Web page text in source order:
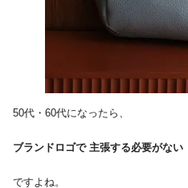
50代・60代になったら、
ブランドロゴで 主張する必要がない
ですよね。